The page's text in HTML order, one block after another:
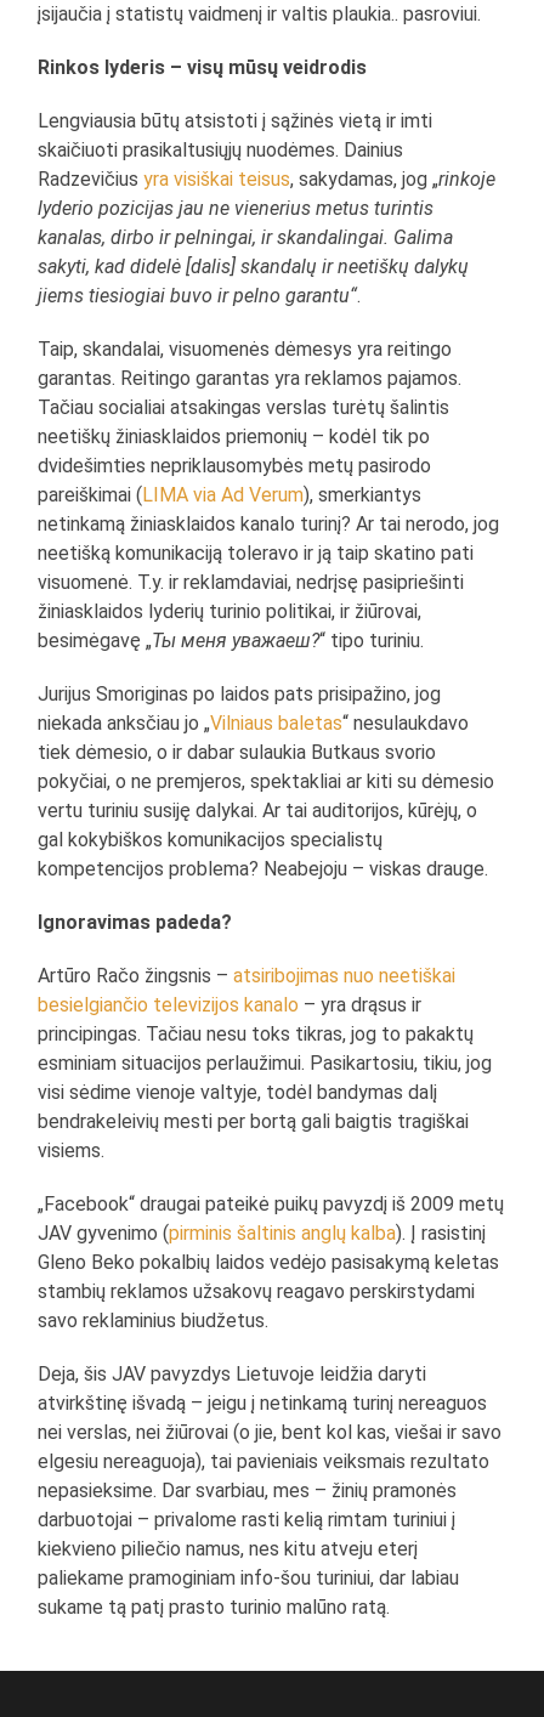
įsijaučia į statistų vaidmenį ir valtis plaukia.. pasroviui.
Rinkos lyderis – visų mūsų veidrodis
Lengviausia būtų atsistoti į sąžinės vietą ir imti
skaičiuoti prasikaltusiųjų nuodėmes. Dainius
Radzevičiusyra visiškai teisus, sakydamas, jog „rinkoje
lyderio pozicijas jau ne vienerius metus turintis
kanalas, dirbo ir pelningai, ir skandalingai. Galima
sakyti, kad didelė [dalis] skandalų ir neetiškų dalykų
jiems tiesiogiai buvo ir pelno garantu“.
Taip, skandalai, visuomenės dėmesys yra reitingo
garantas. Reitingo garantas yra reklamos pajamos.
Tačiau socialiai atsakingas verslas turėtų šalintis
neetiškų žiniasklaidos priemonių – kodėl tik po
dvidešimties nepriklausomybės metų pasirodo
pareiškimai (LIMA via Ad Verum), smerkiantys
netinkamą žiniasklaidos kanalo turinį? Ar tai nerodo, jog
neetišką komunikaciją toleravo ir ją taip skatino pati
visuomenė. T.y. ir reklamdaviai, nedrįsę pasipriešinti
žiniasklaidos lyderių turinio politikai, ir žiūrovai,
besimėgavę „Ты меня уважаеш?“ tipo turiniu.
Jurijus Smoriginas po laidos pats prisipažino, jog
niekada anksčiau jo „Vilniaus baletas“ nesulaukdavo
tiek dėmesio, o ir dabar sulaukia Butkaus svorio
pokyčiai, o ne premjeros, spektakliai ar kiti su dėmesio
vertu turiniu susiję dalykai. Ar tai auditorijos, kūrėjų, o
gal kokybiškos komunikacijos specialistų
kompetencijos problema? Neabejoju – viskas drauge.
Ignoravimas padeda?
Artūro Račo žingsnis –atsiribojimas nuo neetiškai
besielgiančio televizijos kanalo – yra drąsus ir
principingas. Tačiau nesu toks tikras, jog to pakaktų
esminiam situacijos perlaužimui. Pasikartosiu, tikiu, jog
visi sėdime vienoje valtyje, todėl bandymas dalį
bendrakeleivių mesti per bortą gali baigtis tragiškai
visiems.
„Facebook“ draugai pateikė puikų pavyzdį iš 2009 metų
JAV gyvenimo (pirminis šaltinis anglų kalba). Į rasistinį
Gleno Beko pokalbių laidos vedėjo pasisakymą keletas
stambių reklamos užsakovų reagavo perskirstydami
savo reklaminius biudžetus.
Deja, šis JAV pavyzdys Lietuvoje leidžia daryti
atvirkštinę išvadą – jeigu į netinkamą turinį nereaguos
nei verslas, nei žiūrovai (o jie, bent kol kas, viešai ir savo
elgesiu nereaguoja), tai pavieniais veiksmais rezultato
nepasieksime. Dar svarbiau, mes – žinių pramonės
darbuotojai – privalome rasti kelią rimtam turiniui į
kiekvieno piliečio namus, nes kitu atveju eterį
paliekame pramoginiam info-šou turiniui, dar labiau
sukame tą patį prasto turinio malūno ratą.